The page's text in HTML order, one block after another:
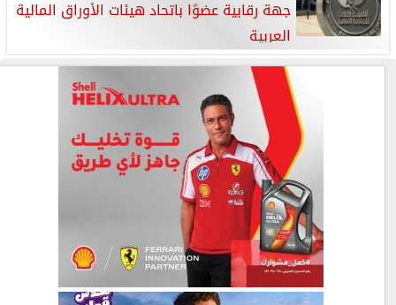
جهة رقابية عضوًا باتحاد هيئات الأوراق المالية
العربية